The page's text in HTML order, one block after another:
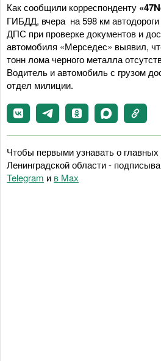
Как сообщили корреспонденту
ГИБДД, вчера на 598 км автодороги
ДПС при проверке документов и
автомобиля «Мерседес» выявил,
тонн лома черного металла
Водитель и автомобиль с грузом
отдел милиции.
Чтобы первыми узнавать о
Ленинградской области -
Telegram и в Maх